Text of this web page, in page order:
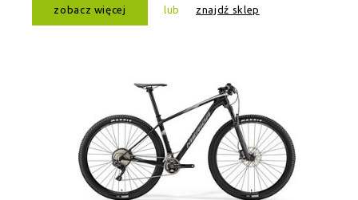
zobacz więcej lub znajdź sklep